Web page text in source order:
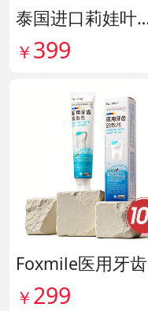
泰国进口莉娃叶黄素精
￥ 399
￥ 299